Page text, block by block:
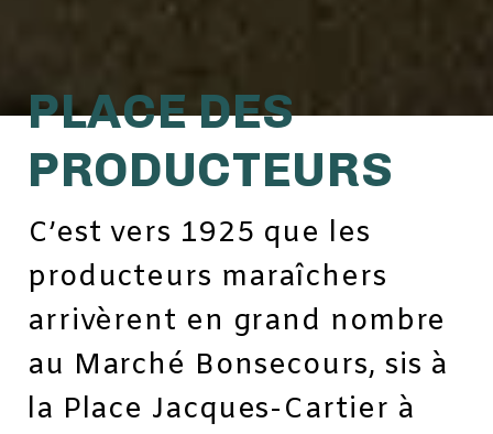
PLACE DES
PRODUCTEURS
C’est vers 1925 que les
producteurs maraîchers
arrivèrent en grand nombre
au Marché Bonsecours, sis à
la Place Jacques-Cartier à